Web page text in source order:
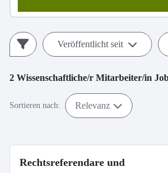
Veröffentlicht seit
2 Wissenschaftliche/r Mitarbeiter/in
Sortieren nach: Relevanz
Rechtsreferendare und